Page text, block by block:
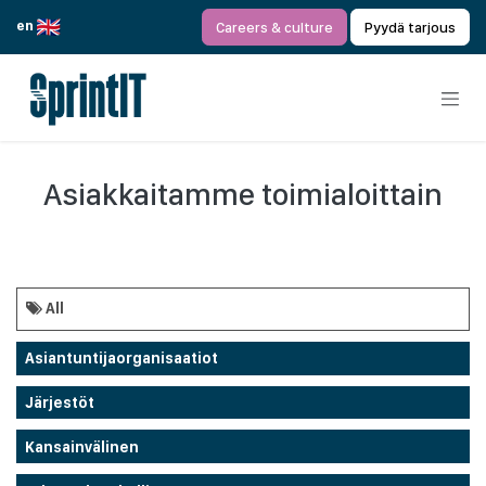
en
Careers & culture Pyydä tarjous
Asiakkaitamme toimialoittain
All
Asiantuntijaorganisaatiot
Järjestöt
Kansainvälinen